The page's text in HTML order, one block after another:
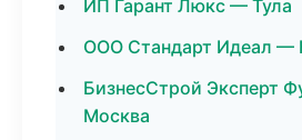
ИП Гарант Люкс — Тула
ООО Стандарт Идеал —
БизнесСтрой Эксперт
Москва